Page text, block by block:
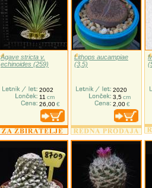
Agave stricta v.
echinoides (259)
2002
11 cm
26,00€
Lithops aucampiae
(3,5)
2020
3,5cm
2,00€